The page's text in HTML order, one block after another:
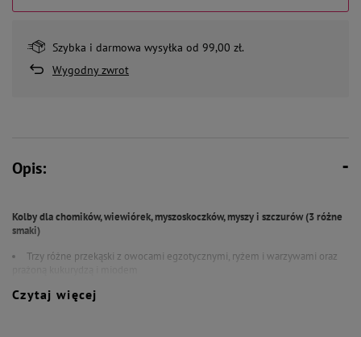
Szybka i darmowa wysyłka od 99,00 zł.
Wygodny zwrot
Opis:
Kolby dla chomików, wiewiórek, myszoskoczków, myszy i szczurów (3 różne
smaki)
Trzy różne przekąski z owocami egzotycznymi, ryżem i warzywami oraz
Świeże i chrupiące dzięki pakowaniu w folię typu Freshpack
Czytaj więcej